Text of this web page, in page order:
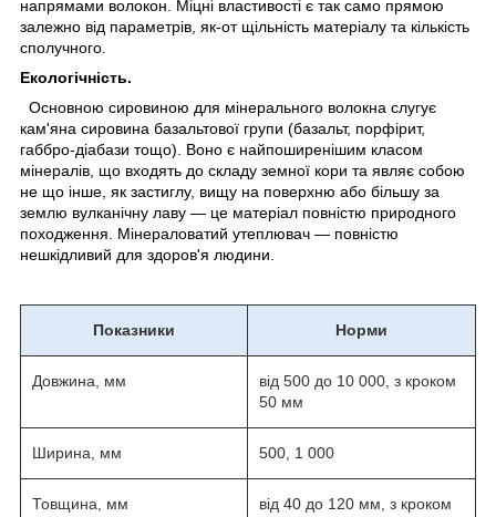
напрямами волокон. Міцні властивості є так само прямою
залежно від параметрів, як-от щільність матеріалу та кількість
сполучного.
Екологічність.
Основною сировиною для мінерального волокна слугує
кам'яна сировина базальтової групи (базальт, порфірит,
габбро-діабази тощо). Воно є найпоширенішим класом
мінералів, що входять до складу земної кори та являє собою
не що інше, як застиглу, вищу на поверхню або більшу за
землю вулканічну лаву — це матеріал повністю природного
походження. Мінераловатий утеплювач — повністю
нешкідливий для здоров'я людини.
Показники Норми
Довжина, мм
від 500 до 10 000, з кроком
50 мм
Ширина, мм 500, 1 000
Товщина, мм
від 40 до 120 мм, з кроком